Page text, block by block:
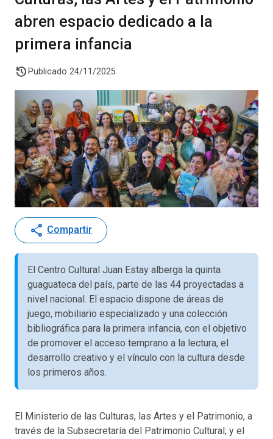
abren espacio dedicado a la
primera infancia
history Publicado 24/11/2025
share Compartir
El Centro Cultural Juan Estay alberga la quinta
guaguateca del país, parte de las 44 proyectadas a
nivel nacional. El espacio dispone de áreas de
juego, mobiliario especializado y una colección
bibliográfica para la primera infancia, con el objetivo
de promover el acceso temprano a la lectura, el
desarrollo creativo y el vínculo con la cultura desde
los primeros años.
El Ministerio de las Culturas, las Artes y el Patrimonio, a
través de la Subsecretaría del Patrimonio Cultural; y el